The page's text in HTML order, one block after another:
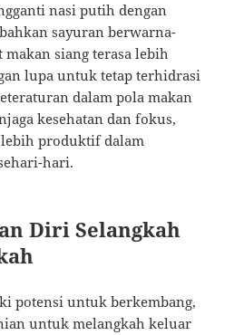
nasi putih dengan
sayuran berwarna-
siang terasa lebih
lupa untuk tetap terhidrasi
dalam pola makan
kesehatan dan fokus,
produktif dalam
hari.
Diri Selangkah
potensi untuk berkembang,
untuk melangkah keluar